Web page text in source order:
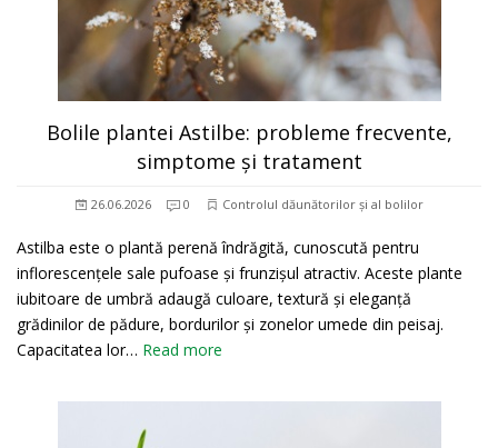
Bolile plantei Astilbe: probleme frecvente,
simptome și tratament
26.06.2026 0 Controlul dăunătorilor și al bolilor
Astilba este o plantă perenă îndrăgită, cunoscută pentru
inflorescențele sale pufoase și frunzișul atractiv. Aceste plante
iubitoare de umbră adaugă culoare, textură și eleganță
grădinilor de pădure, bordurilor și zonelor umede din peisaj.
Capacitatea lor… Read more